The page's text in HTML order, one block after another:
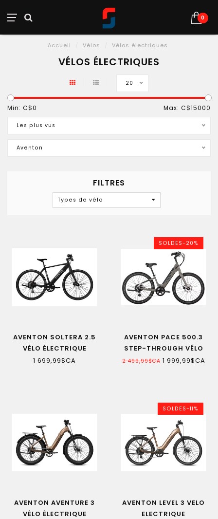
0
Accueil Vélos Vélos électriques
VÉLOS ÉLECTRIQUES
20
Min: C$0 Max: C$15000
Les plus vus
Aventon
FILTRES
Types de vélo
AVENTON SOLTERA 2.5
VÉLO ÉLECTRIQUE
1 699,99$CA
SOLDES-20%
AVENTON PACE 500.3
STEP-THROUGH VÉLO
ÉLECTRIQUE
2 499,99$CA1 999,99$CA
AVENTON AVENTURE 3
VÉLO ÉLECTRIQUE
SOLDES-11%
AVENTON LEVEL 3 VELO
ELECTRIQUE